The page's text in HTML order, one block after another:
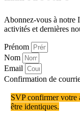
Abonnez-vous à notre
activités et dernières
Prénom
Nom
Email
Confirmation de
SVP confirmer votre
être identiques.